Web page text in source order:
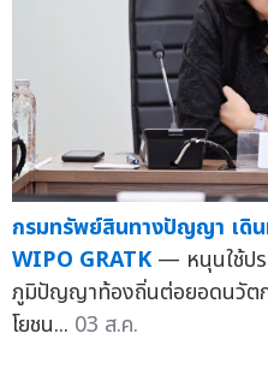
กรมทรัพย์สินทางปัญญา เดิน
WIPO GRATK — หนุนใช้ปร
ภูมิปัญญาท้องถิ่นต่อยอดนวัต
โยชน... 03 ส.ค.